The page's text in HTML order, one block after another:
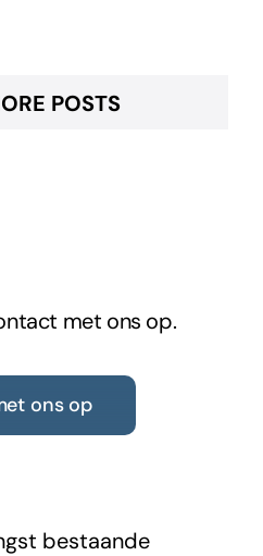
POSTS
met ons op.
ons op
bestaande